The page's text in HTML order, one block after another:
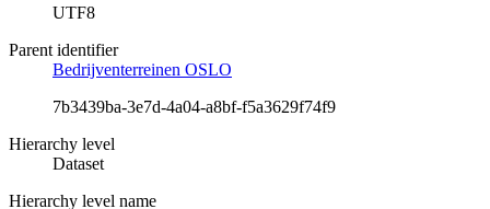
UTF8
Parent identifier
Bedrijventerreinen OSLO
7b3439ba-3e7d-4a04-a8bf-f5a3629f74f9
Hierarchy level
Dataset
Hierarchy level name